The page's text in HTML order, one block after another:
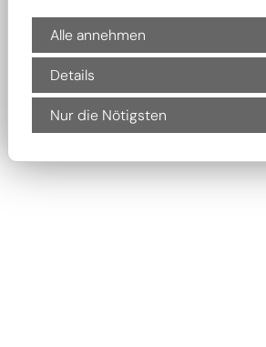
Alle annehmen
Details
Nur die Nötigsten